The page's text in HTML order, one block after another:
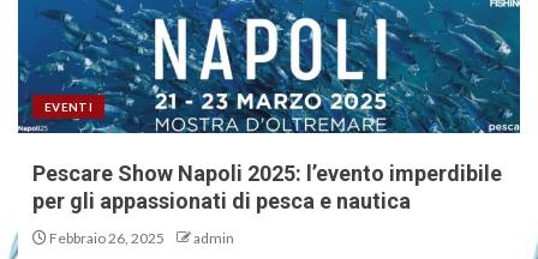
EVENTI
Pescare Show Napoli 2025: l’evento imperdibile
per gli appassionati di pesca e nautica
Febbraio 26, 2025 admin